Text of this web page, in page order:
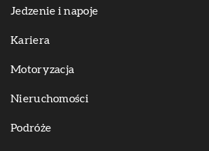
Jedzenie i napoje
Kariera
Motoryzacja
Nieruchomości
Podróże